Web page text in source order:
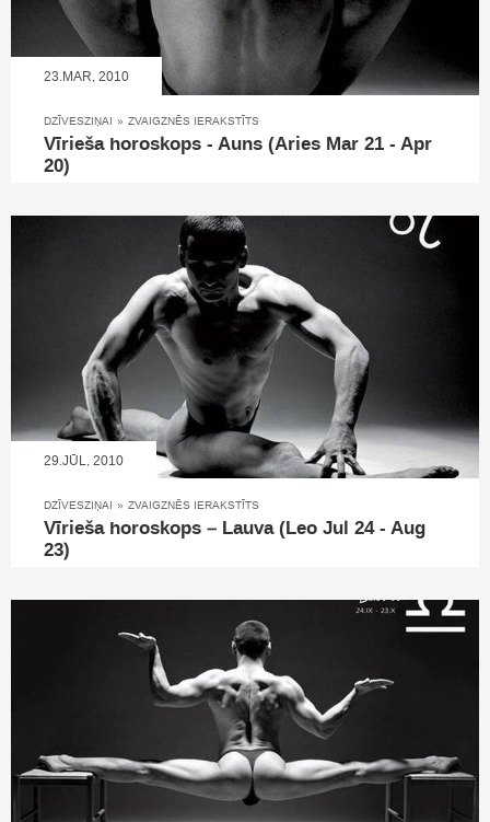
23.MAR, 2010
DZĪVESZIŅAI » ZVAIGZNĒS IERAKSTĪTS
Vīrieša horoskops - Auns (Aries Mar 21 - Apr
20)
29.JŪL, 2010
DZĪVESZIŅAI » ZVAIGZNĒS IERAKSTĪTS
Vīrieša horoskops – Lauva (Leo Jul 24 - Aug
23)